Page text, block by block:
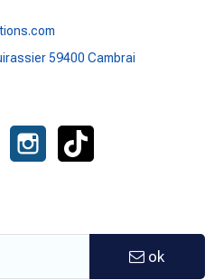
59400 Cambrai
YouTube Instagram
ok